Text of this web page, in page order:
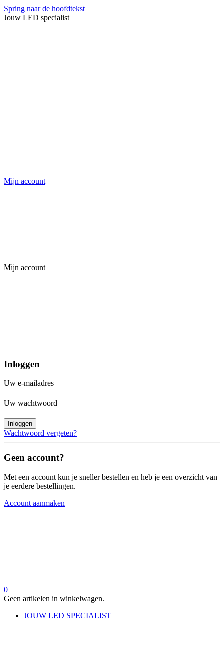
Spring naar de hoofdtekst
Jouw LED specialist
Mijn account
Mijn account
Inloggen
Uw e-mailadres
Uw wachtwoord
Inloggen
Wachtwoord vergeten?
Geen account?
Met een account kun je sneller bestellen en heb je een overzicht van
je eerdere bestellingen.
Account aanmaken
0
Geen artikelen in winkelwagen.
JOUW LED SPECIALIST